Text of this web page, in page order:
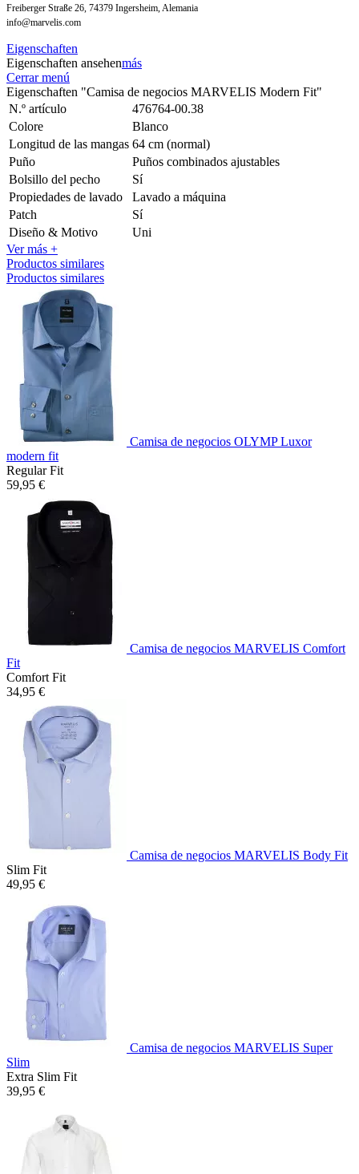
Freiberger Straße 26, 74379 Ingersheim, Alemania
info@marvelis.com
Eigenschaften
Eigenschaften ansehenmás
Cerrar menú
Eigenschaften "Camisa de negocios MARVELIS Modern Fit"
N.º artículo
476764-00.38
Colore
Blanco
Longitud de las mangas 64 cm (normal)
Puño
Puños combinados ajustables
Bolsillo del pecho
Sí
Propiedades de lavado
Lavado a máquina
Patch
Sí
Diseño & Motivo
Uni
Ver más +
Productos similares
Productos similares
Camisa de negocios OLYMP Luxor
modern fit
Regular Fit
59,95 €
Camisa de negocios MARVELIS Comfort
Fit
Comfort Fit
34,95 €
Camisa de negocios MARVELIS Body Fit
Slim Fit
49,95 €
Camisa de negocios MARVELIS Super
Slim
Extra Slim Fit
39,95 €